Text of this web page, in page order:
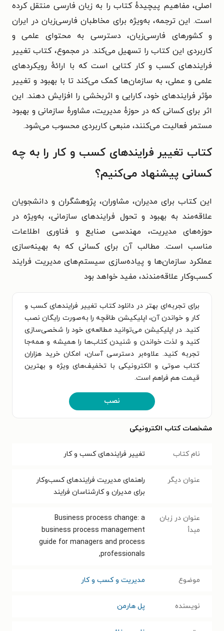
اصلی، مفاهیم پیچیدهٔ کتاب را به زبان فارسی منتقل کرده
است. این ترجمه، به‌ویژه برای مخاطبان فارسی‌زبان در ایران
و کشورهای فارسی‌زبان، دسترسی به محتوای علمی و
کاربردی این کتاب را تسهیل می‌کند. در مجموع، کتاب تغییر
فرایندهای کسب‌ و کار کتابی است که با ارائهٔ رویکردهای
علمی و عملی، به سازمان‌ها کمک می‌کند تا با بهبود و تغییر
مؤثر فرایندهای خود، کارایی و اثربخشی را افزایش دهند. این
اثر برای کسانی که در حوزهٔ مدیریت، مشاورهٔ سازمانی و بهبود
مستمر فعالیت می‌کنند، منبعی کاربردی محسوب می‌شود.
کتاب تغییر فرایندهای کسب و کار را به چه
کسانی پیشنهاد می‌کنیم؟
این کتاب برای مدیران، مشاوران، پژوهشگران و دانشجویان
علاقه‌مند به بهبود و تحول فرایندهای سازمانی، به‌ویژه در
حوزه‌های مدیریت، مهندسی صنایع و فناوری اطلاعات
مناسب است. مطالب آن برای کسانی که به بهینه‌سازی
عملکرد سازمان‌ها و پیاده‌سازی سیستم‌های مدیریت فرایند
کسب‌وکار علاقه‌مندند، مفید خواهد بود
برای تجربه‌ای بهتر در دانلود کتاب تغییر فرایندهای کسب و
کار و خواندن آن، اپلیکیشن طاقچه را به‌صورت رایگان نصب
کنید. در اپلیکیشن می‌توانید مطالعه‌ی خود را شخصی‌سازی
کنید و لذت خواندن و شنیدن کتاب‌ها را همیشه و همه‌جا
تجربه کنید. علاوه‌بر دسترسی آسان، امکان خرید هزاران
کتاب صوتی و الکترونیکی با تخفیف‌های ویژه و بهترین
قیمت هم فراهم است.
نصب
مشخصات کتاب الکترونیکی
نام کتاب تغییر فرایندهای کسب و کار
عنوان دیگر
راهنمای مدیریت فرایندهای کسب‌وکار
برای مدیران و کارشناسان فرایند
عنوان در زبان
مبدأ
Business process change: a
business process management
guide for managers and process
professionals,
موضوع مدیریت و کسب و کار
نویسنده پل هارمن